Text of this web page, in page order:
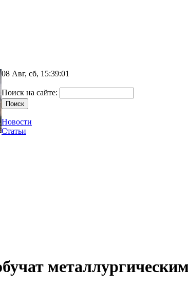
08 Авг, сб, 15:39:01
Поиск на сайте:
Новости
Статьи